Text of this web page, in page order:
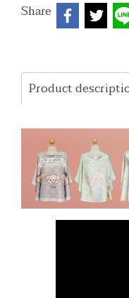
Share
Product